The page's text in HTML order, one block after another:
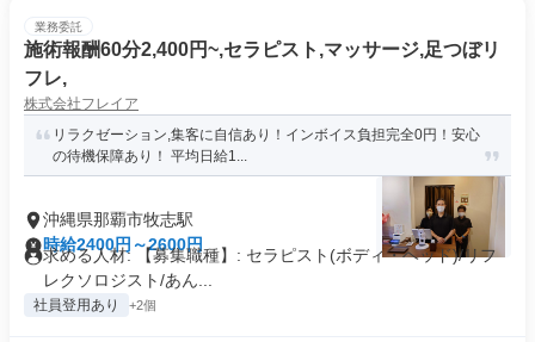
業務委託
施術報酬60分2,400円~,セラピスト,マッサージ,足つぼリ
フレ,
株式会社フレイア
リラクゼーション,集客に自信あり！インボイス負担完全0円！安心
の待機保障あり！ 平均日給1...
沖縄県那覇市牧志駅
時給2400円～2600円
求める人材: 【募集職種】: セラピスト(ボディ・ヘッド)/リフ
レクソロジスト/あん...
社員登用あり +2個